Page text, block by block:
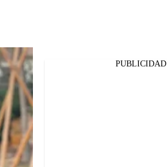
Facebook
Whatsapp
PUBLICIDAD